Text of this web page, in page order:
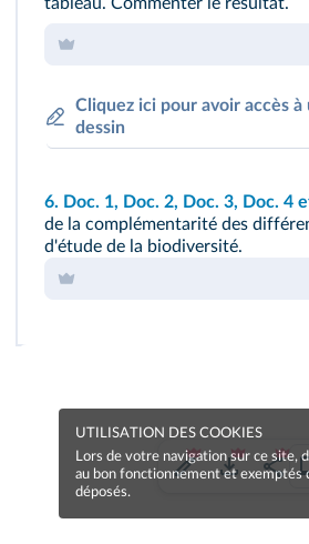
tableau. Commenter le résultat.
Cliquez ici pour avoir accès à
dessin
6. Doc. 1, Doc. 2, Doc. 3, Doc. 4
de la complémentarité des
d'étude de la biodiversité.
UTILISATION DES COOKIES
Lors de votre navigation sur ce site,
au bon fonctionnement et exemptés
déposés.